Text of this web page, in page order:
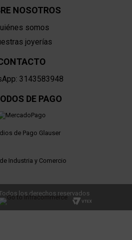
NOSOTROS
somos
joyerías
3143583948
DE PAGO
los derechos reservados